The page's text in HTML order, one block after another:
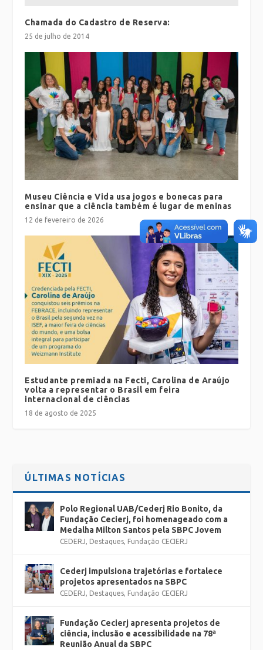
Chamada do Cadastro de Reserva:
25 de julho de 2014
Museu Ciência e Vida usa jogos e bonecas para
ensinar que a ciência também é lugar de meninas
12 de fevereiro de 2026
Estudante premiada na Fecti, Carolina de Araújo
volta a representar o Brasil em feira
internacional de ciências
18 de agosto de 2025
ÚLTIMAS NOTÍCIAS
Polo Regional UAB/Cederj Rio Bonito, da
Fundação Cecierj, foi homenageado com a
Medalha Milton Santos pela SBPC Jovem
CEDERJ, Destaques, Fundação CECIERJ
Cederj impulsiona trajetórias e fortalece
projetos apresentados na SBPC
CEDERJ, Destaques, Fundação CECIERJ
Fundação Cecierj apresenta projetos de
ciência, inclusão e acessibilidade na 78ª
Reunião Anual da SBPC